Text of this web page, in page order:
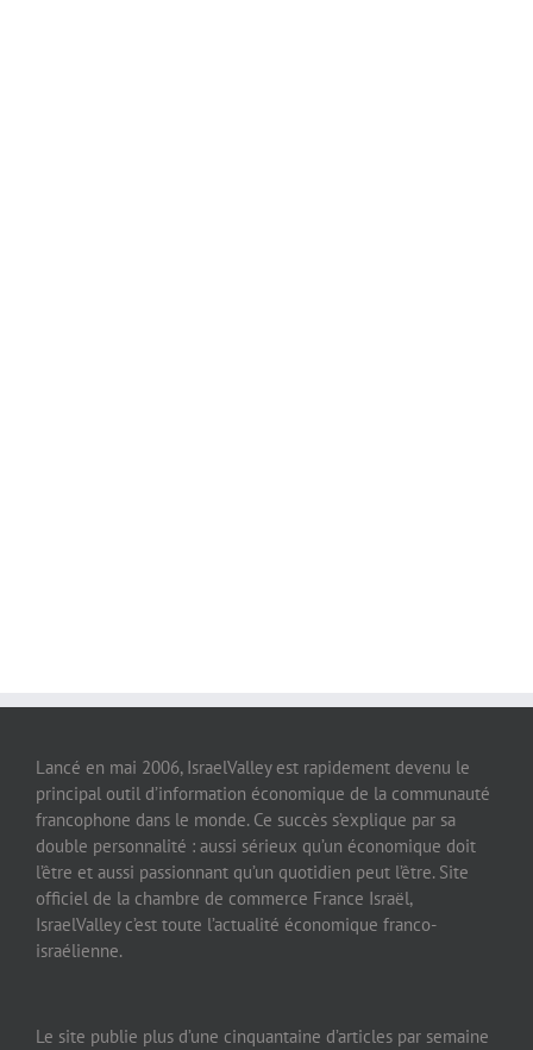
Lancé en mai 2006, IsraelValley est rapidement devenu le
principal outil d’information économique de la communauté
francophone dans le monde. Ce succès s’explique par sa
double personnalité : aussi sérieux qu’un économique doit
l’être et aussi passionnant qu’un quotidien peut l’être. Site
officiel de la chambre de commerce France Israël,
IsraelValley c’est toute l’actualité économique franco-
israélienne.
Le site publie plus d’une cinquantaine d’articles par semaine